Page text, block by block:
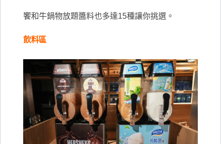
饗和牛鍋物放題醬料也多達15種讓你挑選。
飲料區